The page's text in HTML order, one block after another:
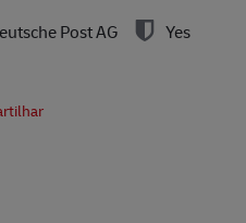
Post AG Yes